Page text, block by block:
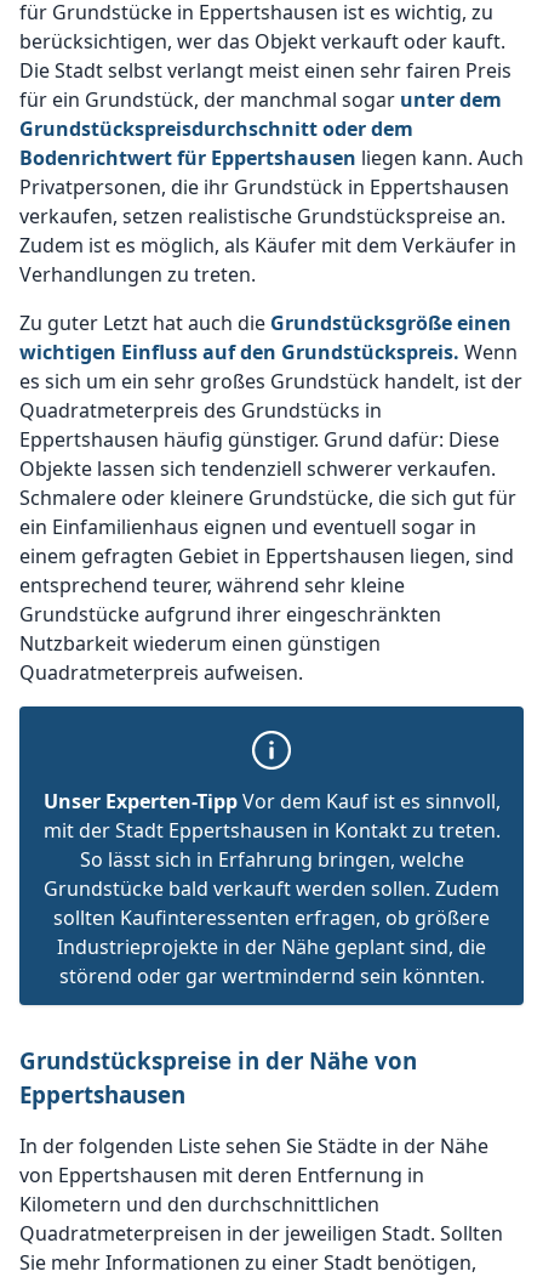
für Grundstücke in Eppertshausen ist es wichtig, zu
berücksichtigen, wer das Objekt verkauft oder kauft.
Die Stadt selbst verlangt meist einen sehr fairen Preis
für ein Grundstück, der manchmal sogar unter dem
Grundstückspreisdurchschnitt oder dem
Bodenrichtwert für Eppertshausen liegen kann. Auch
Privatpersonen, die ihr Grundstück in Eppertshausen
verkaufen, setzen realistische Grundstückspreise an.
Zudem ist es möglich, als Käufer mit dem Verkäufer in
Verhandlungen zu treten.
Zu guter Letzt hat auch die Grundstücksgröße einen
wichtigen Einfluss auf den Grundstückspreis. Wenn
es sich um ein sehr großes Grundstück handelt, ist der
Quadratmeterpreis des Grundstücks in
Eppertshausen häufig günstiger. Grund dafür: Diese
Objekte lassen sich tendenziell schwerer verkaufen.
Schmalere oder kleinere Grundstücke, die sich gut für
ein Einfamilienhaus eignen und eventuell sogar in
einem gefragten Gebiet in Eppertshausen liegen, sind
entsprechend teurer, während sehr kleine
Grundstücke aufgrund ihrer eingeschränkten
Nutzbarkeit wiederum einen günstigen
Quadratmeterpreis aufweisen.
Unser Experten-TippVor dem Kauf ist es sinnvoll,
mit der Stadt Eppertshausen in Kontakt zu treten.
So lässt sich in Erfahrung bringen, welche
Grundstücke bald verkauft werden sollen. Zudem
sollten Kaufinteressenten erfragen, ob größere
Industrieprojekte in der Nähe geplant sind, die
störend oder gar wertmindernd sein könnten.
Grundstückspreise in der Nähe von
Eppertshausen
In der folgenden Liste sehen Sie Städte in der Nähe
von Eppertshausen mit deren Entfernung in
Kilometern und den durchschnittlichen
Quadratmeterpreisen in der jeweiligen Stadt. Sollten
Sie mehr Informationen zu einer Stadt benötigen,